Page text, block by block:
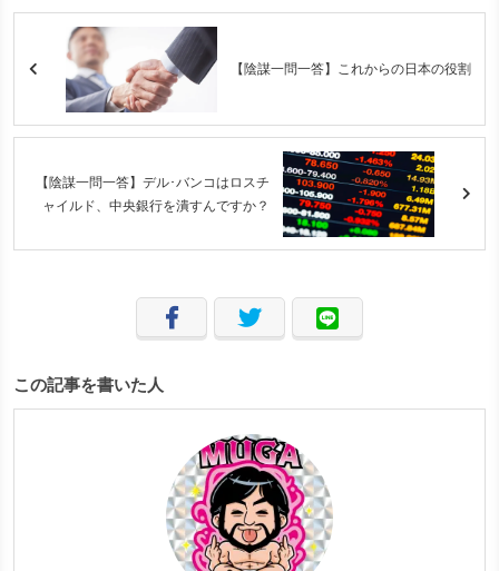
【陰謀一問一答】これからの日本の役割
【陰謀一問一答】デル･バンコはロスチ
ャイルド、中央銀行を潰すんですか？
この記事を書いた人